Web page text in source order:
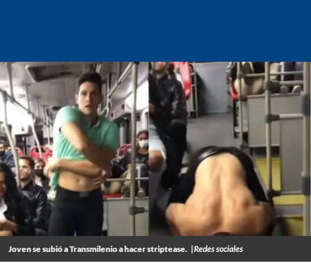
Joven se subió a Transmilenio a hacer striptease. |Redes sociales